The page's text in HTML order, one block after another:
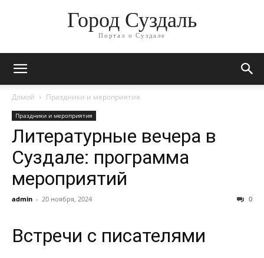
Город Суздаль
Портал о Суздале
Домой Праздники и мероприятия
Праздники и мероприятия
Литературные вечера в
Суздале: программа
мероприятий
admin - 20 ноября, 2024 0
Встречи с писателями